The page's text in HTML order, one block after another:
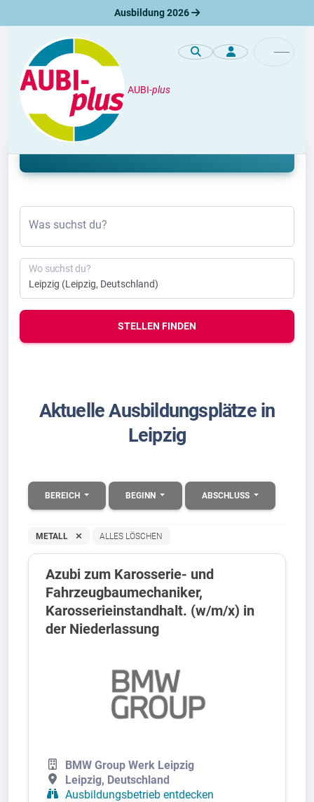
Ausbildung 2026
AUBI-plus
Ausbildung
Ausbildung Leipzig 2026 & 2027
Was suchst du?
Wo suchst du?
STELLEN FINDEN
Aktuelle Ausbildungsplätze in
Leipzig
BEREICH BEGINN ABSCHLUSS
METALL ALLES LÖSCHEN
Azubi zum Karosserie- und
Fahrzeugbaumechaniker,
Karosserieinstandhalt. (w/m/x) in
der Niederlassung
BMW Group Werk Leipzig
Leipzig, Deutschland
Ausbildungsbetrieb entdecken